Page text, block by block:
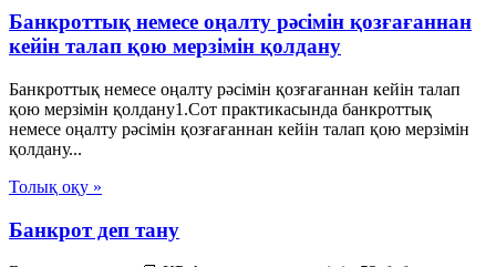
Банкроттық немесе оңалту рәсімін қозғағаннан
кейін талап қою мерзімін қолдану
Банкроттық немесе оңалту рәсімін қозғағаннан кейін талап
қою мерзімін қолдану1.Сот практикасында банкроттық
немесе оңалту рәсімін қозғағаннан кейін талап қою мерзімін
қолдану...
Толық оқу »
Банкрот деп тану